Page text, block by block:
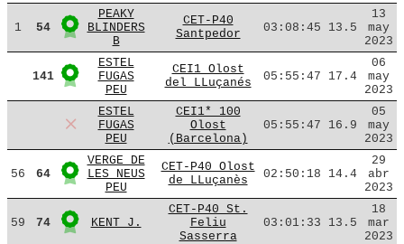
1 54
PEAKY
BLINDERS
B
CET-P40
Santpedor
03:08:45 13.5
13
may
2023
141
ESTEL
FUGAS
PEU
CEI1 Olost
del LLuçanés
05:55:47 17.4
06
may
2023
ESTEL
FUGAS
PEU
CEI1* 100
Olost
(Barcelona)
05:55:47 16.9
05
may
2023
56 64
VERGE DE
LES NEUS
PEU
CET-P40 Olost
de LLuçanès
02:50:18 14.4
29
abr
2023
59 74 KENT J.
CET-P40 St.
Feliu
Sasserra
03:01:33 13.5
18
mar
2023